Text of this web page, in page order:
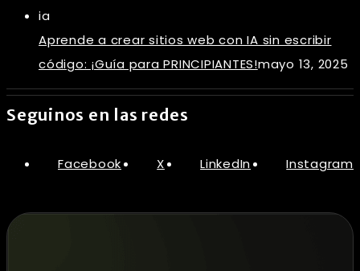
Aprende a crear sitios web con IA sin escribir
código: ¡Guía para PRINCIPIANTES!mayo 13, 2025
Seguinos en las redes
Facebook X LinkedIn Instagram